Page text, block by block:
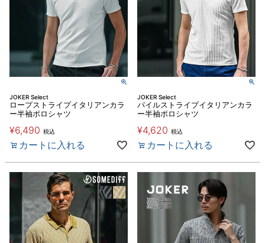
JOKER Select
ロープストライプイタリアンカラ
ー半袖ポロシャツ
¥6,490 税込
カートに入れる
JOKER Select
パイルストライプイタリアンカラ
ー半袖ポロシャツ
¥4,620 税込
カートに入れる